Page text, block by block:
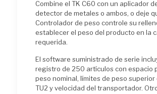
Combine el TK C60 con un aplicador
detector de metales o ambos, o deje
Controlador de peso controle su
establecer el peso del producto en la
requerida.
El software suministrado de serie
registro de 250 artículos con espacio
peso nominal, límites de peso superior
TU2 y velocidad del transportador.